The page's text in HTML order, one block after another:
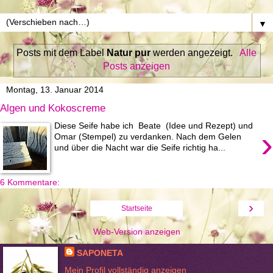
▼
Posts mit dem Label Natur purwerden angezeigt.
Alle
Posts anzeigen
Montag, 13. Januar 2014
Algen und Kokoscreme
›
Diese Seife habe ich Beate (Idee und Rezept) und
Omar (Stempel) zu verdanken. Nach dem Gelen
und über die Nacht war die Seife richtig ha...
6 Kommentare:
›
Startseite
Web-Version anzeigen
SAPONETA
Mein Profil vollständig anzeigen